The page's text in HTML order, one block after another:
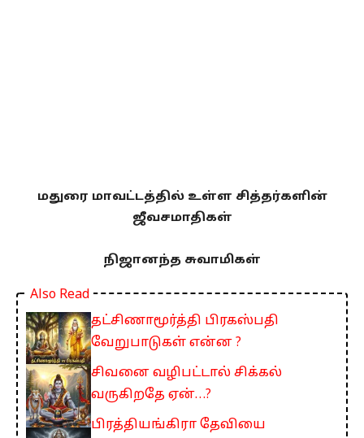
மதுரை மாவட்டத்தில் உள்ள சித்தர்களின்
ஜீவசமாதிகள்
நிஜானந்த சுவாமிகள்
Also Read
தட்சிணாமூர்த்தி பிரகஸ்பதி
வேறுபாடுகள் என்ன ?
சிவனை வழிபட்டால் சிக்கல்
வருகிறதே ஏன்…?
பிரத்தியங்கிரா தேவியை